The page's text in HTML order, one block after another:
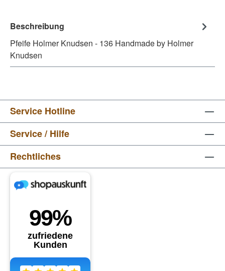
Beschreibung
Pfeife Holmer Knudsen - 136 Handmade by Holmer
Knudsen
Service Hotline
Service / Hilfe
Rechtliches